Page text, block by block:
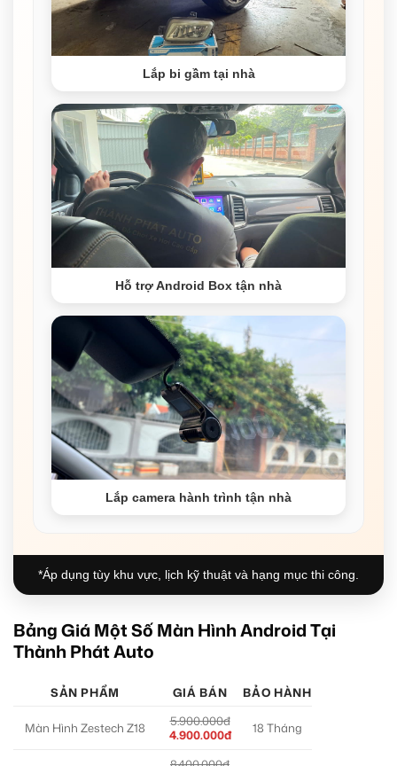
Lắp bi gầm tại nhà
Hỗ trợ Android Box tận nhà
Lắp camera hành trình tận nhà
*Áp dụng tùy khu vực, lịch kỹ thuật và hạng mục thi công.
Bảng Giá Một Số Màn Hình Android Tại
Thành Phát Auto
SẢN PHẨM GIÁ BÁN BẢO HÀNH
Màn Hình Zestech Z18
5.900.000đ
4.900.000đ
18 Tháng